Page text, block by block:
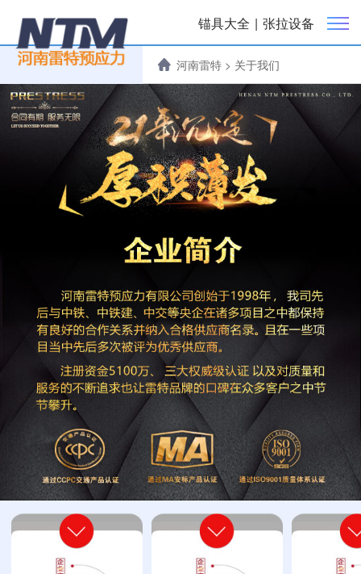
锚具大全 | 张拉设备
河南雷特> 关于我们